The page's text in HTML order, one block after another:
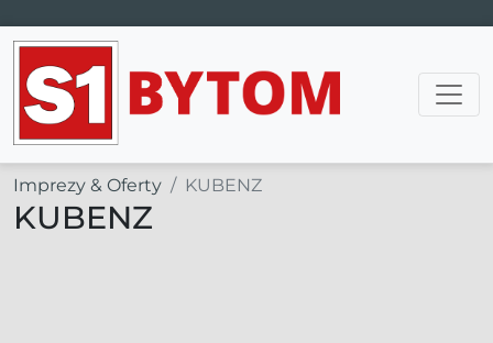
Main Navigation
Imprezy & Oferty KUBENZ
KUBENZ